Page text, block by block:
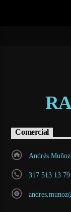
Comercial
Andrés Muñoz
317 513 13 79